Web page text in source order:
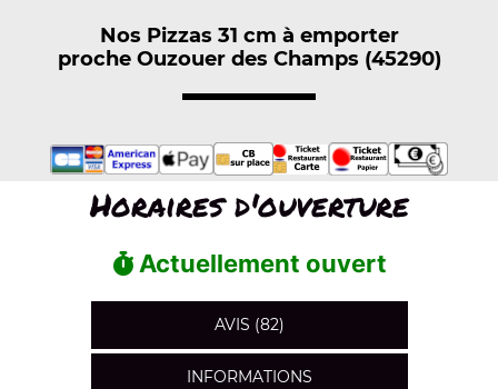
Nos Pizzas 31 cm à emporter
proche Ouzouer des Champs (45290)
Horaires d'ouverture
Actuellement ouvert
AVIS (82)
INFORMATIONS